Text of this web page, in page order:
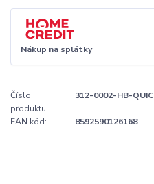
Nákup na splátky
Číslo
produktu:
312-0002-HB-
EAN kód: 8592590126168